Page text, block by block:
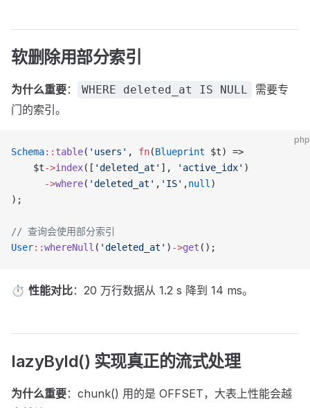
软删除用部分索引
为什么重要： WHERE deleted_at IS NULL
需要专
门的索引。
php
Schema:: table( 'users' , fn(Blueprint $t) =>
    $t
->index([ 'deleted_at' ], 'active_idx' )
      ->
where( 'deleted_at' , 'IS' ,null )
);
// 查询会使用部分索引
User::whereNull ( 'deleted_at' ) ->get ();
⏱ 性能对比：20 万行数据从 1.2 s 降到 14 ms。
lazyById() 实现真正的流式处理
为什么重要：chunk() 用的是 OFFSET，大表上性能会越